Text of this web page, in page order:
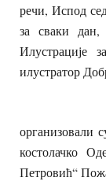
речи, Испод
за сваки
Илустрације
илустратор
организовали
костолачко
Петровић“